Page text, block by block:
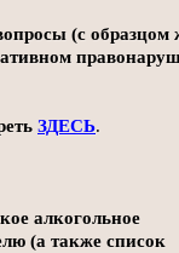
(с образцом
ЗДЕСЬ.
алкогольное
(а также список